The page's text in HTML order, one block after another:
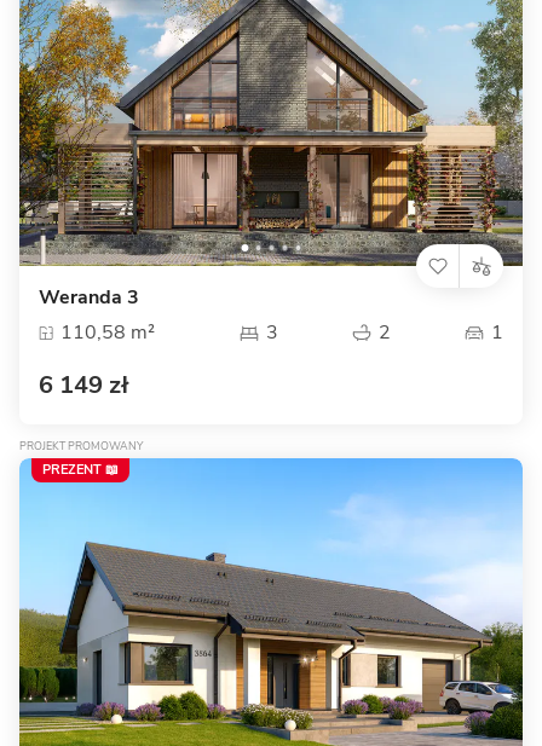
Weranda 3
110,58 m²
3 2 1
6 149 zł
PROJEKT PROMOWANY
PREZENT 📖